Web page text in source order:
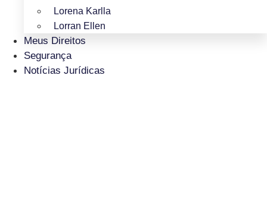
Lorena Karlla
Lorran Ellen
Meus Direitos
Segurança
Notícias Jurídicas